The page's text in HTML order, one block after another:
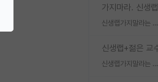
신생랩가지말라는 이유가 있었구나
신생랩가지말라는 이유가 있었구나